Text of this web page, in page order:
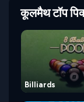
कूलमैथ टॉप
Billiards